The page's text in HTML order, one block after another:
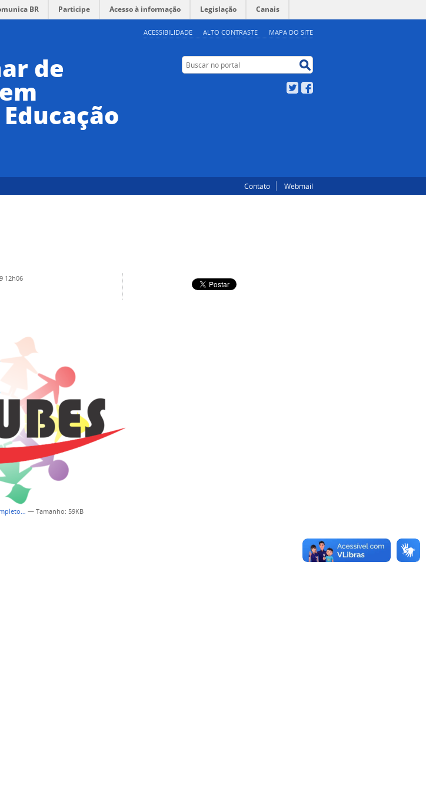
ACESSIBILIDADE ALTO CONTRASTE MAPA DO SITE
BR Participe Acesso à informação Legislação Canais
de Buscar no portal
Twitter
Contato Webmail
12h06
—Tamanho: 59KB